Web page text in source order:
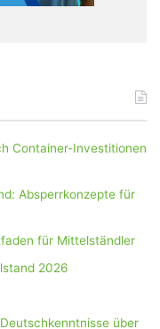
Container-Investitionen
Absperrkonzepte für
für Mittelständler
2026
über